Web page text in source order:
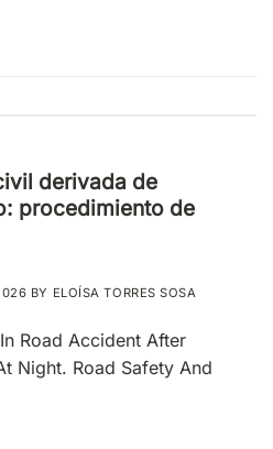
derivada de
procedimiento de
BY ELOÍSA TORRES SOSA